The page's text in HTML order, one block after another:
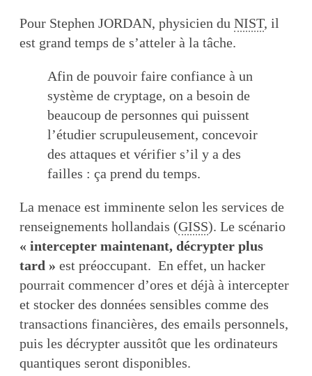
Pour Stephen JORDAN, physicien du NIST, il
est grand temps de s’atteler à la tâche.
Afin de pouvoir faire confiance à un
système de cryptage, on a besoin de
beaucoup de personnes qui puissent
l’étudier scrupuleusement, concevoir
des attaques et vérifier s’il y a des
failles : ça prend du temps.
La menace est imminente selon les services de
renseignements hollandais (GISS). Le scénario
« intercepter maintenant, décrypter plus
tard » est préoccupant. En effet, un hacker
pourrait commencer d’ores et déjà à intercepter
et stocker des données sensibles comme des
transactions financières, des emails personnels,
puis les décrypter aussitôt que les ordinateurs
quantiques seront disponibles.